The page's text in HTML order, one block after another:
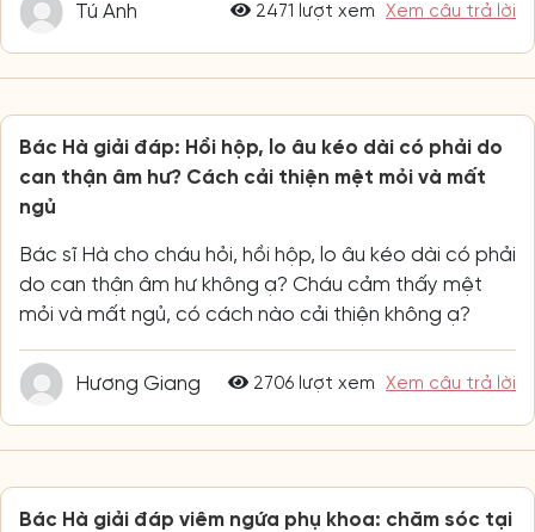
Tú Anh 2471 lượt xem Xem câu trả lời
Bác Hà giải đáp: Hồi hộp, lo âu kéo dài có phải do
can thận âm hư? Cách cải thiện mệt mỏi và mất
ngủ
Bác sĩ Hà cho cháu hỏi, hồi hộp, lo âu kéo dài có phải
do can thận âm hư không ạ? Cháu cảm thấy mệt
mỏi và mất ngủ, có cách nào cải thiện không ạ?
Hương Giang 2706 lượt xem Xem câu trả lời
Bác Hà giải đáp viêm ngứa phụ khoa: chăm sóc tại